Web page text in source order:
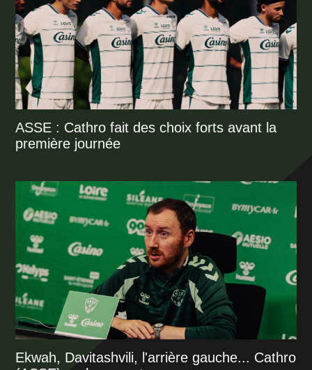
ASSE : Cathro fait des choix forts avant la
première journée
Ekwah, Davitashvili, l'arrière gauche... Cathro